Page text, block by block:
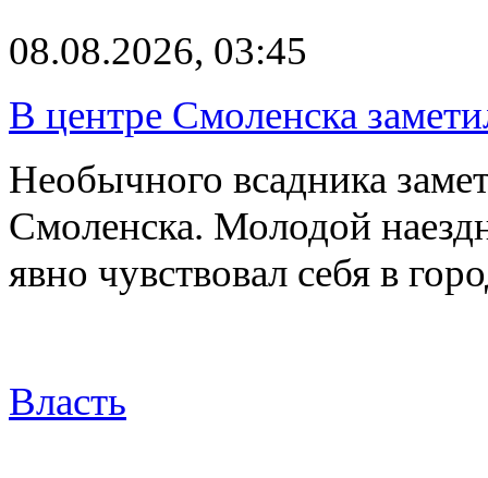
08.08.2026, 03:45
В центре Смоленска
Необычного всадника
Смоленска. Молодой
явно чувствовал себя в
Власть